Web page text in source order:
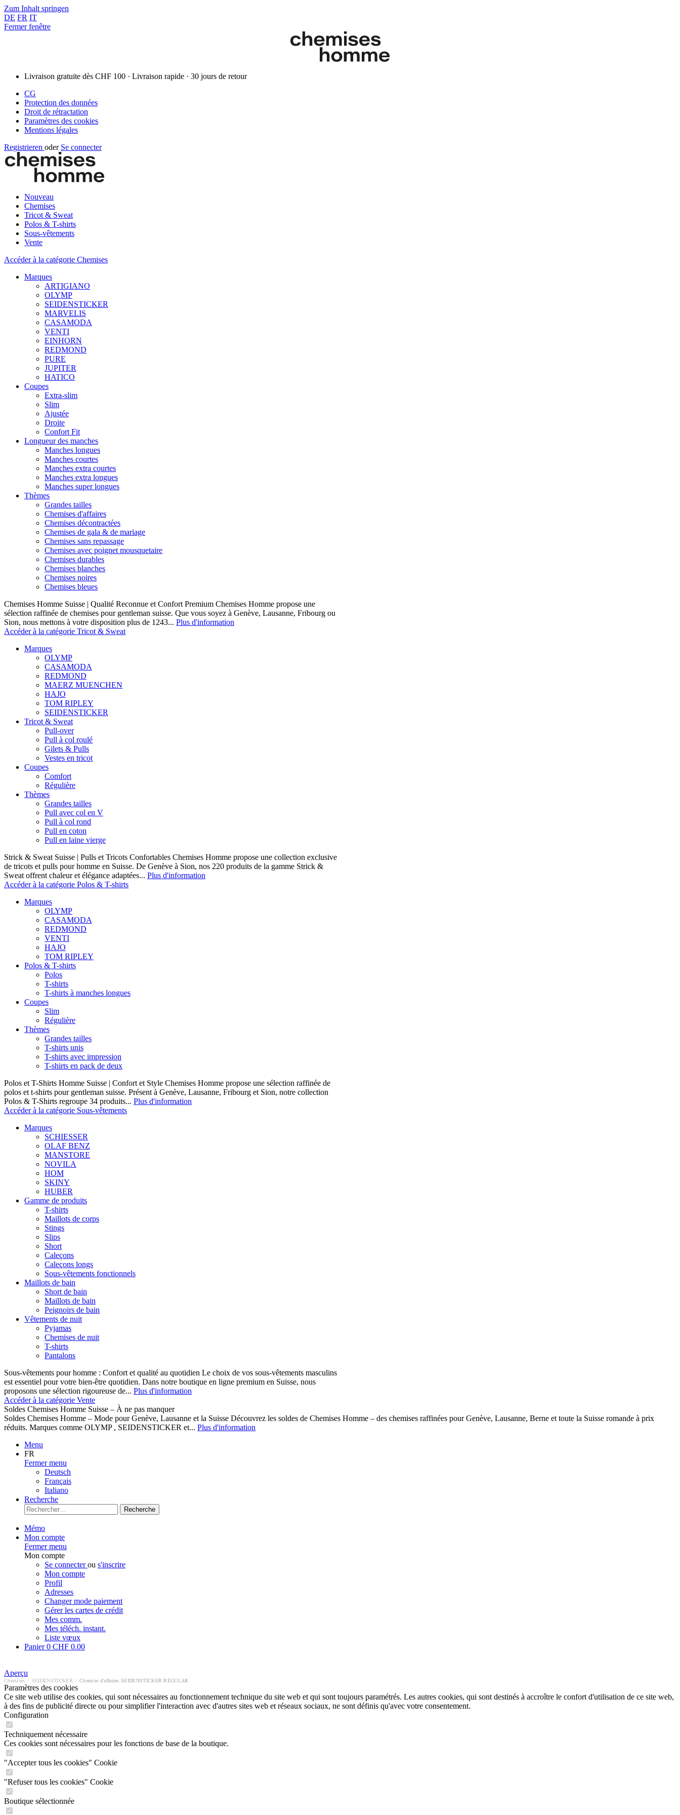
Zum Inhalt springen
DE FR IT
Fermer fenêtre
Livraison gratuite dès CHF 100 · Livraison rapide · 30 jours de retour
CG
Protection des données
Droit de rétractation
Paramètres des cookies
Mentions légales
Registrieren oder Se connecter
Nouveau
Chemises
Tricot & Sweat
Polos & T-shirts
Sous-vêtements
Vente
Accéder à la catégorie Chemises
Marques
ARTIGIANO
OLYMP
SEIDENSTICKER
MARVELIS
CASAMODA
VENTI
EINHORN
REDMOND
PURE
JUPITER
HATICO
Coupes
Extra-slim
Slim
Ajustée
Droite
Confort Fit
Longueur des manches
Manches longues
Manches courtes
Manches extra courtes
Manches extra longues
Manches super longues
Thèmes
Grandes tailles
Chemises d'affaires
Chemises décontractées
Chemises de gala & de mariage
Chemises sans repassage
Chemises avec poignet mousquetaire
Chemises durables
Chemises blanches
Chemises noires
Chemises bleues
Chemises Homme Suisse | Qualité Reconnue et Confort Premium Chemises Homme propose une
sélection raffinée de chemises pour gentleman suisse. Que vous soyez à Genève, Lausanne, Fribourg ou
Sion, nous mettons à votre disposition plus de 1243... Plus d'information
Accéder à la catégorie Tricot & Sweat
Marques
OLYMP
CASAMODA
REDMOND
MAERZ MUENCHEN
HAJO
TOM RIPLEY
SEIDENSTICKER
Tricot & Sweat
Pull-over
Pull à col roulé
Gilets & Pulls
Vestes en tricot
Coupes
Comfort
Régulière
Thèmes
Grandes tailles
Pull avec col en V
Pull à col rond
Pull en coton
Pull en laine vierge
Strick & Sweat Suisse | Pulls et Tricots Confortables Chemises Homme propose une collection exclusive
de tricots et pulls pour homme en Suisse. De Genève à Sion, nos 220 produits de la gamme Strick &
Sweat offrent chaleur et élégance adaptées... Plus d'information
Accéder à la catégorie Polos & T-shirts
Marques
OLYMP
CASAMODA
REDMOND
VENTI
HAJO
TOM RIPLEY
Polos & T-shirts
Polos
T-shirts
T-shirts à manches longues
Coupes
Slim
Régulière
Thèmes
Grandes tailles
T-shirts unis
T-shirts avec impression
T-shirts en pack de deux
Polos et T-Shirts Homme Suisse | Confort et Style Chemises Homme propose une sélection raffinée de
polos et t-shirts pour gentleman suisse. Présent à Genève, Lausanne, Fribourg et Sion, notre collection
Polos & T-Shirts regroupe 34 produits... Plus d'information
Accéder à la catégorie Sous-vêtements
Marques
SCHIESSER
OLAF BENZ
MANSTORE
NOVILA
HOM
SKINY
HUBER
Gamme de produits
T-shirts
Maillots de corps
Stings
Slips
Short
Caleçons
Caleçons longs
Sous-vêtements fonctionnels
Maillots de bain
Short de bain
Maillots de bain
Peignoirs de bain
Vêtements de nuit
Pyjamas
Chemises de nuit
T-shirts
Pantalons
Sous-vêtements pour homme : Confort et qualité au quotidien Le choix de vos sous-vêtements masculins
est essentiel pour votre bien-être quotidien. Dans notre boutique en ligne premium en Suisse, nous
proposons une sélection rigoureuse de... Plus d'information
Accéder à la catégorie Vente
Soldes Chemises Homme Suisse – À ne pas manquer
Soldes Chemises Homme – Mode pour Genève, Lausanne et la Suisse Découvrez les soldes de Chemises Homme – des chemises raffinées pour Genève, Lausanne, Berne et toute la Suisse romande à prix
réduits. Marques comme OLYMP , SEIDENSTICKER et... Plus d'information
Menu
FR
Fermer menu
Deutsch
Français
Italiano
Recherche
Recherche
Mémo
Mon compte
Fermer menu
Mon compte
Se connecterou s'inscrire
Mon compte
Profil
Adresses
Changer mode paiement
Gérer les cartes de crédit
Mes comm.
Mes téléch. instant.
Liste vœux
Panier0 CHF 0.00
Aperçu
Chemises SEIDENSTICKER Chemise d'affaires SEIDENSTICKER REGULAR
Paramètres des cookies
Ce site web utilise des cookies, qui sont nécessaires au fonctionnement technique du site web et qui sont toujours paramétrés. Les autres cookies, qui sont destinés à accroître le confort d'utilisation de ce site web,
à des fins de publicité directe ou pour simplifier l'interaction avec d'autres sites web et réseaux sociaux, ne sont définis qu'avec votre consentement.
Configuration
Techniquement nécessaire
Ces cookies sont nécessaires pour les fonctions de base de la boutique.
"Accepter tous les cookies" Cookie
"Refuser tous les cookies" Cookie
Boutique sélectionnée